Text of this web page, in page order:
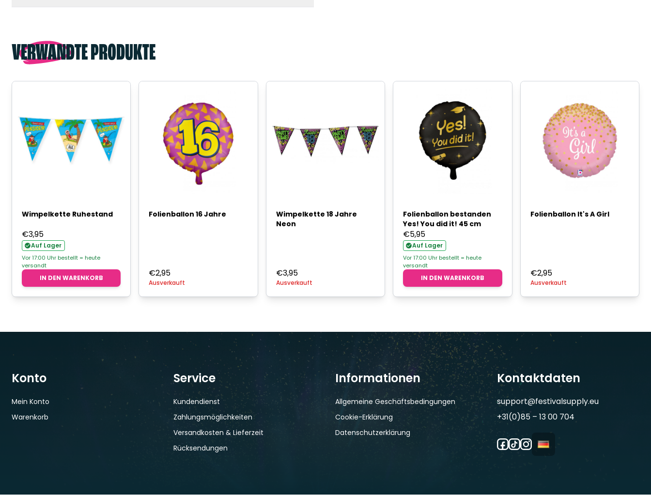
VERWANDTE PRODUKTE
Wimpelkette Ruhestand
€3,95
Auf Lager
Vor 17:00 Uhr bestellt = heute
versandt
IN DEN WARENKORB
Folienballon 16 Jahre
€2,95
Ausverkauft
Wimpelkette 18 Jahre
Neon
€3,95
Ausverkauft
Folienballon bestanden
Yes! You did it! 45 cm
€5,95
Auf Lager
Vor 17:00 Uhr bestellt = heute
versandt
IN DEN WARENKORB
Folienballon It's A Girl
€2,95
Ausverkauft
Konto
Mein Konto
Warenkorb
Service
Kundendienst
Zahlungsmöglichkeiten
Versandkosten & Lieferzeit
Rücksendungen
Informationen
Allgemeine Geschäftsbedingungen
Cookie-Erklärung
Datenschutzerklärung
Kontaktdaten
support@festivalsupply.eu
+31(0)85 – 13 00 704